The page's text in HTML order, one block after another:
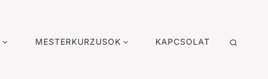
MESTERKURZUSOK KAPCSOLAT